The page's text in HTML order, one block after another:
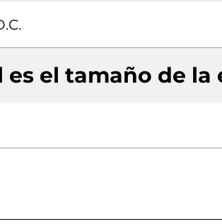
es el tamaño de la